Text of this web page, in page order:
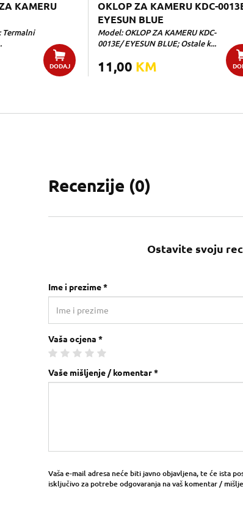
KAMERU
Termalni
DODAJ
OKLOP ZA KAMERU KDC-
EYESUN BLUE
Model: OKLOP ZA KAMERU KDC-
0013E/ EYESUN BLUE; Ostale k...
11,00 KM
Recenzije (0)
Ostavite svoju
Ime i prezime *
Vaša ocjena *
Vaše mišljenje / komentar *
Vaša e-mail adresa neće biti javno objavljena, te će ista
isključivo za potrebe odgovaranja na vaš komentar /